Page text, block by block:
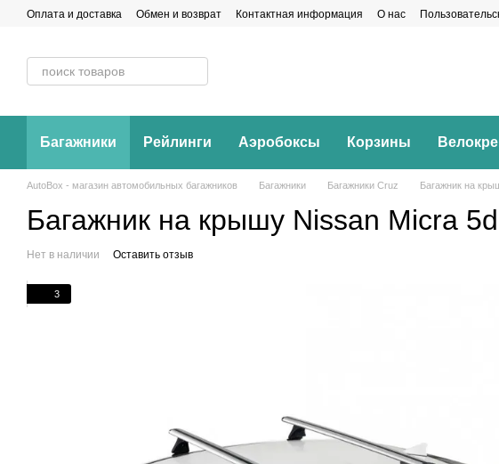
Перейти к основному контенту
Оплата и доставка Обмен и возврат Контактная информация О нас
Багажники Рейлинги Аэробоксы Корзины
AutoBox - магазин автомобильных багажников Багажники Багажники Cruz Багажник на
Багажник на крышу Nissan Micra
Нет в наличии Оставить отзыв
3